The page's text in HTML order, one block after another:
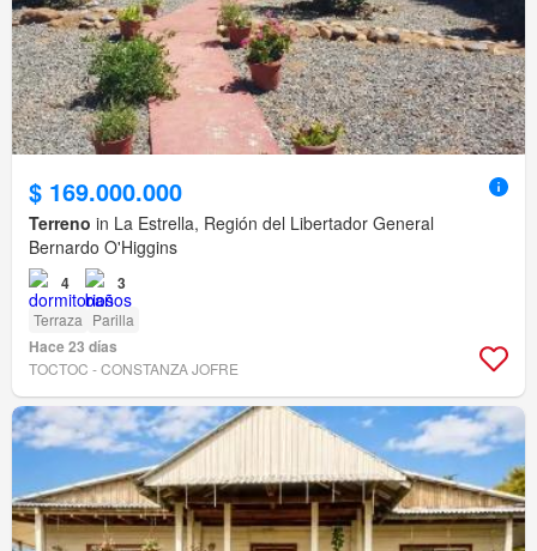
$ 169.000.000
Terreno in La Estrella, Región del Libertador General
Bernardo O'Higgins
4 3
Terraza Parilla
Hace 23 días
TOCTOC - CONSTANZA JOFRE